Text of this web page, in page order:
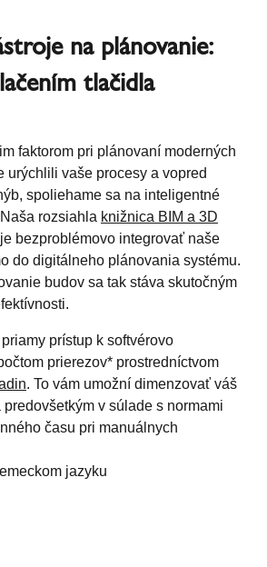
na plánovanie:
tlačidla
faktorom pri plánovaní moderných
urýchlili vaše procesy a vopred
spoliehame sa na inteligentné
rozsiahla knižnica BIM a 3D
bezproblémovo integrovať naše
do digitálneho plánovania systému.
budov sa tak stáva skutočným
prístup k softvérovo
prierezov* prostredníctvom
. To vám umožní dimenzovať váš
v súlade s normami
času pri manuálnych
jazyku